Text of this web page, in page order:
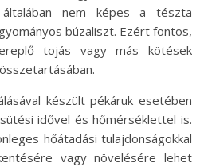
nem képes a tészta
búzaliszt. Ezért fontos,
tojás vagy más kötések
készült pékáruk esetében
idővel és hőmérséklettel is.
hőátadási tulajdonságokkal
vagy növelésére lehet